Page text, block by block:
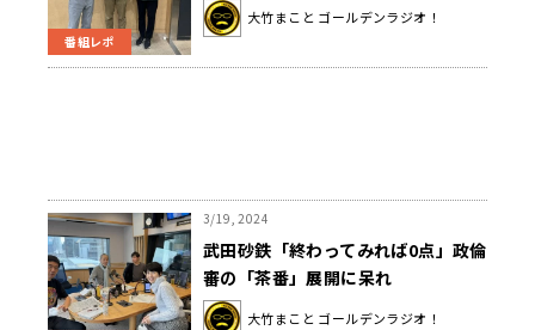
番組レポ
大竹まこと ゴールデンラジオ！
3/19, 2024
武田砂鉄「終わってみれば0点」政倫
審の「茶番」展開に呆れ
大竹まこと ゴールデンラジオ！